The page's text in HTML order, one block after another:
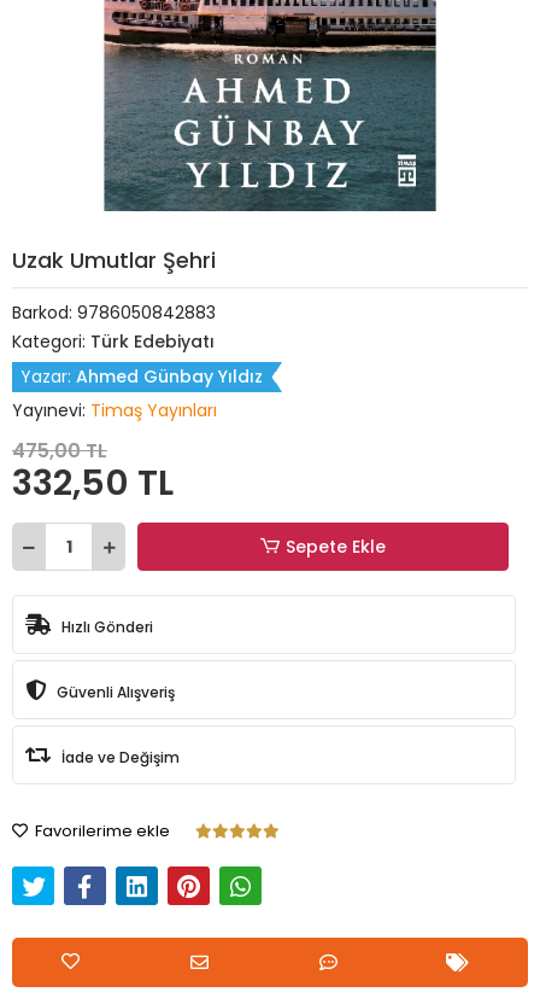
Uzak Umutlar Şehri
Barkod: 9786050842883
Kategori: Türk Edebiyatı
Yazar: Ahmed Günbay Yıldız
Yayınevi: Timaş Yayınları
475,00 TL
332,50 TL
Sepete Ekle
Hızlı Gönderi
Güvenli Alışveriş
İade ve Değişim
Favorilerime ekle